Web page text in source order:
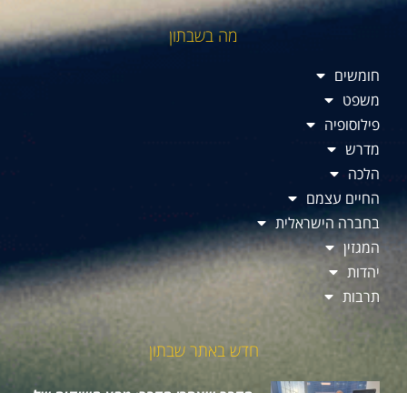
מה בשבתון
חומשים
משפט
פילוסופיה
מדרש
הלכה
החיים עצמם
בחברה הישראלית
המגזין
יהדות
תרבות
חדש באתר שבתון